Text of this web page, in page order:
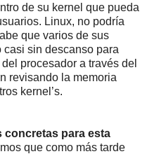
de su kernel que pueda
Linux, no podría
que varios de sus
casi sin descanso para
procesador a través del
revisando la memoria
kernel’s.
concretas para esta
que como más tarde